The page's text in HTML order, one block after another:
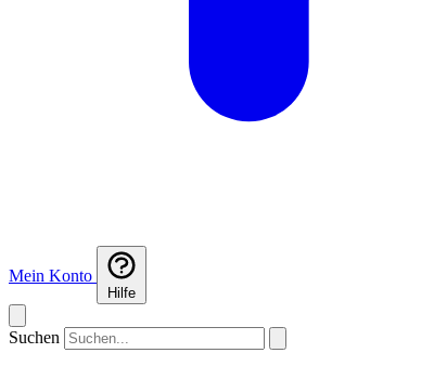
Mein Konto
Hilfe
Suchen